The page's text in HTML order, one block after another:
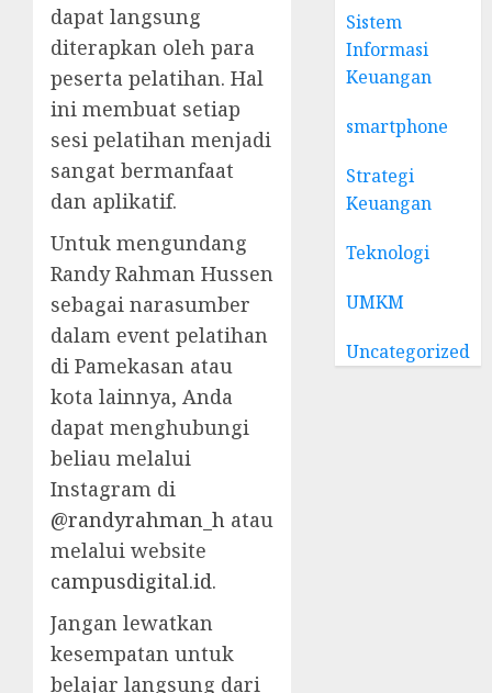
dapat langsung
diterapkan oleh para
peserta pelatihan. Hal
ini membuat setiap
sesi pelatihan menjadi
sangat bermanfaat
dan aplikatif.
Untuk mengundang
Randy Rahman Hussen
sebagai narasumber
dalam event pelatihan
di Pamekasan atau
kota lainnya, Anda
dapat menghubungi
beliau melalui
Instagram di
@randyrahman_h atau
melalui website
campusdigital.id.
Jangan lewatkan
kesempatan untuk
belajar langsung dari
Sistem
Informasi
Keuangan
smartphone
Strategi
Keuangan
Teknologi
UMKM
Uncategorized